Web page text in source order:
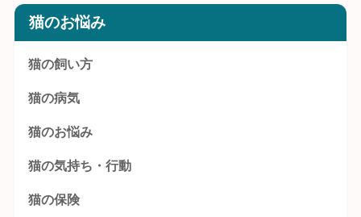
猫のお悩み
猫の飼い方
猫の病気
猫のお悩み
猫の気持ち・行動
猫の保険